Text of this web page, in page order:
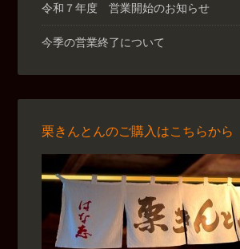
令和７年度 営業開始のお知らせ
今季の営業終了について
栗きんとんのご購入はこちらから